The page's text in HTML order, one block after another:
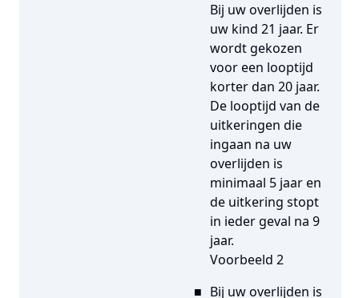
Bij uw overlijden is
uw kind 21 jaar. Er
wordt gekozen
voor een looptijd
korter dan 20 jaar.
De looptijd van de
uitkeringen die
ingaan na uw
overlijden is
minimaal 5 jaar en
de uitkering stopt
in ieder geval na 9
jaar.
Voorbeeld 2
Bij uw overlijden is